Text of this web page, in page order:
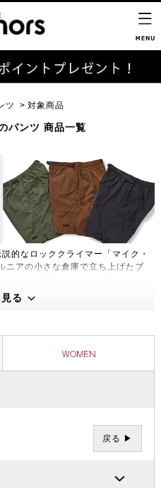
ツ 対象商品
パンツ 商品一覧
的なロッククライマー「マイク・
ニアの小さな倉庫で立ち上げたブ
ットクロッチ」や片手で簡単に調
の機能性をもったグラミチパン
る
戻る ▶